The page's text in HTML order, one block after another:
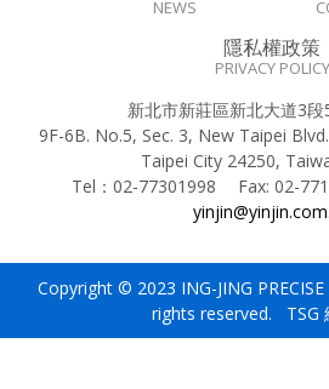
NEWS
隱私權政策
PRIVACY POLICY
新北市新莊區新北大道3
9F-6B. No.5, Sec. 3, New Taipei
Taipei City 24250,
Tel： 02-77301998 Fax: 02-
Copyright © 2023 ING-JING
rights reserved. TSG